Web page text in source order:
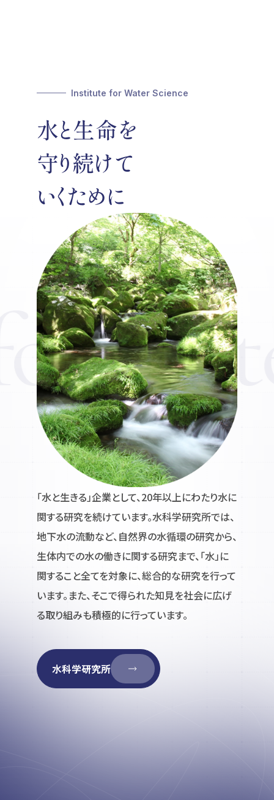
「水と生きる」企業として、20年以上にわたり水に
関する研究を続けています。水科学研究所では、
地下水の流動など、自然界の水循環の研究から、
生体内での水の働きに関する研究まで、「水」に
関すること全てを対象に、総合的な研究を行って
います。また、そこで得られた知見を社会に広げ
る取り組みも積極的に行っています。
水科学研究所
Institute for Water Science
水と生命を
守り続けて
いくために